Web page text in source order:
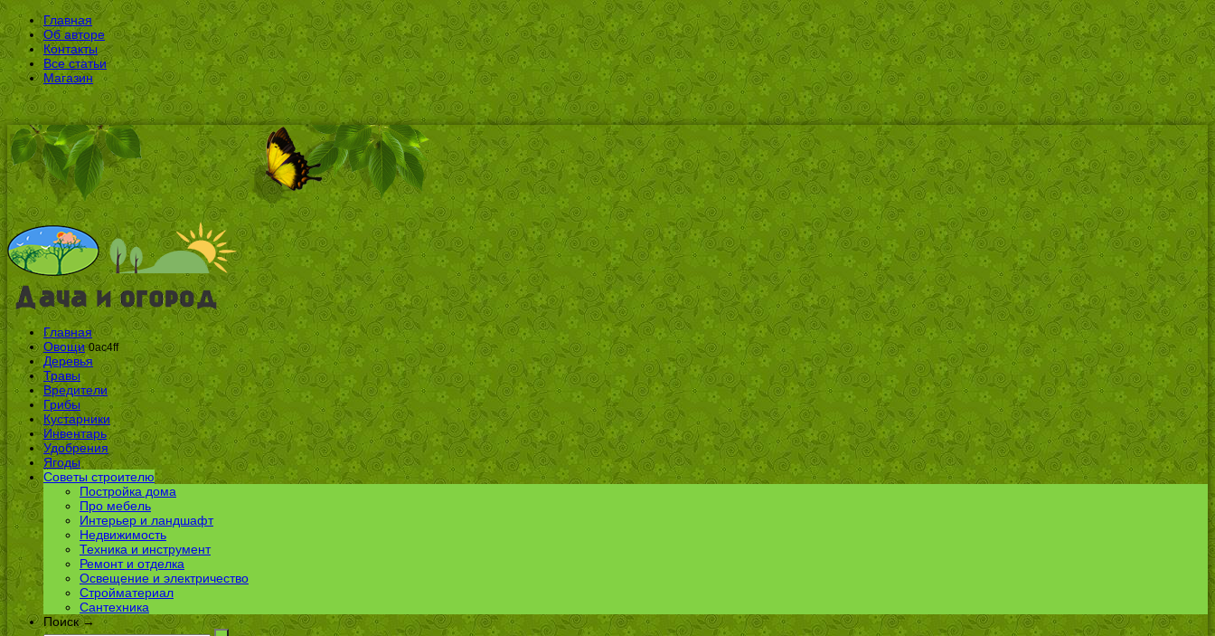
Главная
Об авторе
Контакты
Все статьи
Магазин
Главная
Овощи 0ac4ff
Деревья
Травы
Вредители
Грибы
Кустарники
Инвентарь
Удобрения
Ягоды
Советы строителю
Постройка дома
Про мебель
Интерьер и ландшафт
Недвижимость
Техника и инструмент
Ремонт и отделка
Освещение и электричество
Стройматериал
Сантехника
Поиск →